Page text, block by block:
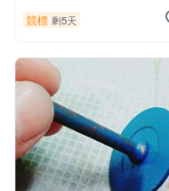
競標 剩5天